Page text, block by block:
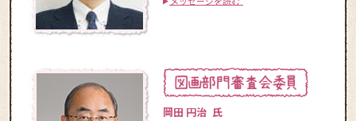
岡田 円治 氏